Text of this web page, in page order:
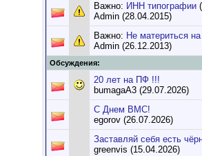
Важно: ИНН типографии (
Admin (28.04.2015)
Важно: Не материться
Admin (26.12.2013)
Обсуждения:
20 лет на ПФ !!!
bumagaA3 (29.07.2026)
С Днем ВМС!
egorov (26.07.2026)
Заставляй себя есть
greenvis (15.04.2026)